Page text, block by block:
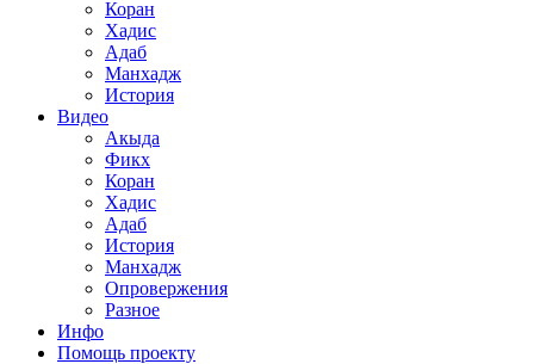
Коран
Хадис
Адаб
Манхадж
История
Видео
Акыда
Фикх
Коран
Хадис
Адаб
История
Манхадж
Опровержения
Разное
Инфо
Помощь проекту